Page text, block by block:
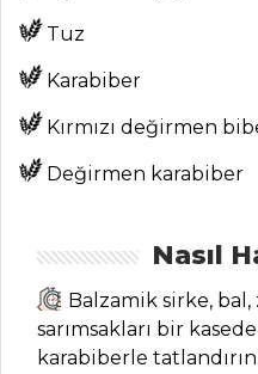
YEMEKLERI
Peynirli Yaz
Türlüsü Tarifi, Nasıl
Bezelyeli
Nasıl Yapılır?
Humus Tarifi, Nasıl
Yapılır?
Tuz
Karabiber
Kırmızı değirmen
Değirmen karabiber
Nasıl
Balzamik sirke,
sarımsakları bir
karabiberle